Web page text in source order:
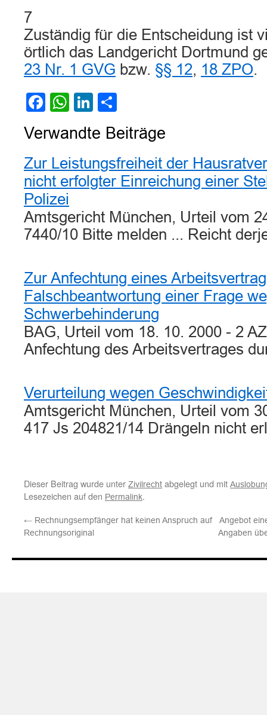
7
Zuständig für die Entscheidung ist
örtlich das Landgericht Dortmund
23 Nr. 1 GVG bzw. §§ 12, 18 ZPO.
Facebook
WhatsApp
LinkedIn
Verwandte Beiträge
Zur Leistungsfreiheit der
nicht erfolgter Einreichung einer
Polizei
Amtsgericht München, Urteil vom
7440/10 Bitte melden ... Reicht
Zur Anfechtung eines
Falschbeantwortung einer Frage
Schwerbehinderung
BAG, Urteil vom 18. 10. 2000 - 2
Anfechtung des Arbeitsvertrages
Verurteilung wegen
Amtsgericht München, Urteil vom
417 Js 204821/14 Drängeln nicht
Dieser Beitrag wurde unter Zivilrecht abgelegt und mit
Lesezeichen auf den Permalink.
← Rechnungsempfänger hat keinen Anspruch auf
Rechnungsoriginal
Angebot
Angaben